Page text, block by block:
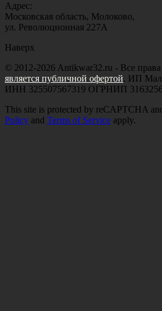
Адрес:
Московская область, Молоково,
ул. Революционная 227А
Наверх
© 2012-2026 Antikwar32.ru - Все
является публичной офертой. ИП
ИНН 325507567319 ОГРНИП
This site is protected by reCAPTCHA
Policy and Terms of Service apply.